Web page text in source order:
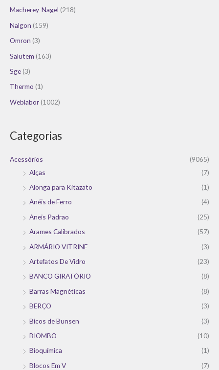
Macherey-Nagel (218)
Nalgon (159)
Omron (3)
Salutem (163)
Sge (3)
Thermo (1)
Weblabor (1002)
Categorias
Acessórios
(9065)
Alças
(7)
Alonga para Kitazato
(1)
Anéis de Ferro
(4)
Aneis Padrao
(25)
Arames Calibrados
(57)
ARMÁRIO VITRINE
(3)
Artefatos De Vidro
(23)
BANCO GIRATÓRIO
(8)
Barras Magnéticas
(8)
BERÇO
(3)
Bicos de Bunsen
(3)
BIOMBO
(10)
Bioquímica
(1)
Blocos Em V
(7)